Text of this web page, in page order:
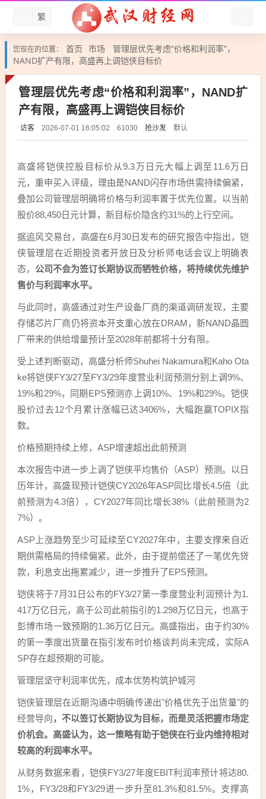
繁
您现在的位置： 首页 市场
管理层优先考虑“价格和利润率”，
NAND扩产有限，高盛再上调铠侠目标价
管理层优先考虑“价格和利润率”，NAND扩
产有限，高盛再上调铠侠目标价
访客 2026-07-01 16:05:02 61030 抢沙发 默认
高盛将铠侠控股目标价从9.3万日元大幅上调至11.6万日
元，重申买入评级，理由是NAND闪存市场供需持续偏紧，
叠加公司管理层明确将价格与利润率置于优先位置。以当前
股价88,450日元计算，新目标价隐含约31%的上行空间。
据追风交易台，高盛在6月30日发布的研究报告中指出，铠
侠管理层在近期投资者开放日及分析师电话会议上明确表
态， 公司不会为签订长期协议而牺牲价格，将持续优先维护
售价与利润率水平。
与此同时，高盛通过对生产设备厂商的渠道调研发现，主要
存储芯片厂商仍将资本开支重心放在DRAM，新NAND晶圆
厂带来的供给增量预计至2028年前都将十分有限。
受上述判断驱动，高盛分析师Shuhei Nakamura和Kaho Ota
ke将铠侠FY3/27至FY3/29年度营业利润预测分别上调9%、
19%和29%，同期EPS预测亦上调10%、19%和29%。铠侠
股价过去12个月累计涨幅已达3406%，大幅跑赢TOPIX指
数。
价格预期持续上修，ASP增速超出此前预测
本次报告中进一步上调了铠侠平均售价（ASP）预测。以日
历年计，高盛现预计铠侠CY2026年ASP同比增长4.5倍（此
前预测为4.3倍），CY2027年同比增长38%（此前预测为2
7%）。
ASP上涨趋势至少可延续至CY2027年中，主要支撑来自近
期供需格局的持续偏紧。此外，由于提前偿还了一笔优先贷
款，利息支出拖累减少，进一步推升了EPS预测。
铠侠将于7月31日公布的FY3/27第一季度营业利润预计为1.
417万亿日元，高于公司此前指引的1.298万亿日元，也高于
彭博市场一致预期的1.36万亿日元。高盛指出，由于约30%
的第一季度出货量在指引发布时价格谈判尚未完成，实际A
SP存在超预期的可能。
管理层坚守利润率优先，成本优势构筑护城河
铠侠管理层在近期沟通中明确传递出"价格优先于出货量"的
经营导向，不以签订长期协议为目标，而是灵活把握市场定
价机会。高盛认为，这一策略有助于铠侠在行业内维持相对
较高的利润率水平。
从财务数据来看，铠侠FY3/27年度EBIT利润率预计将达80.
1%，FY3/28和FY3/29进一步升至81.3%和81.5%。支撑高